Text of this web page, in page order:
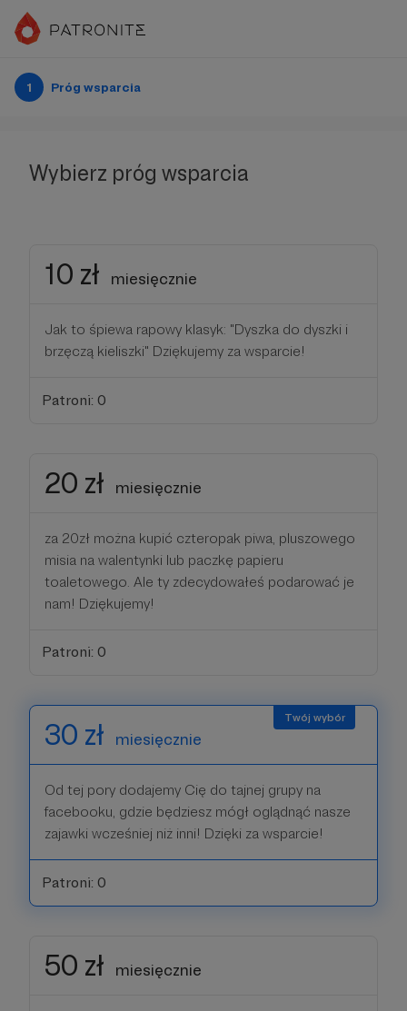
1 Próg wsparcia
Wybierz próg wsparcia
10 zł miesięcznie
Jak to śpiewa rapowy klasyk: "Dyszka do dyszki i
brzęczą kieliszki" Dziękujemy za wsparcie!
Patroni: 0
20 zł miesięcznie
za 20zł można kupić czteropak piwa, pluszowego
misia na walentynki lub paczkę papieru
toaletowego. Ale ty zdecydowałeś podarować je
nam! Dziękujemy!
Patroni: 0
30 zł miesięcznie
Od tej pory dodajemy Cię do tajnej grupy na
facebooku, gdzie będziesz mógł oglądnąć nasze
zajawki wcześniej niż inni! Dzięki za wsparcie!
Patroni: 0
50 zł miesięcznie